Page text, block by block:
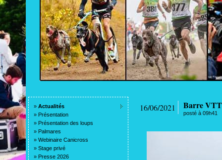
» Actualités
» Présentation
» Présentation des loups
» Palmares
» Webinaire Canicross
» Stage privé
» Presse 2026
16/06/2021 Barre
posté à 09h41